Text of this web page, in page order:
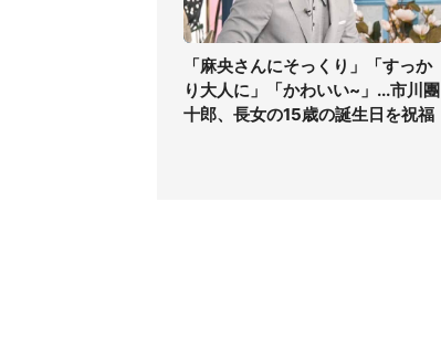
「麻央さんにそっくり」「すっか
り大人に」「かわいい~」...市川團
十郎、長女の15歳の誕生日を祝福